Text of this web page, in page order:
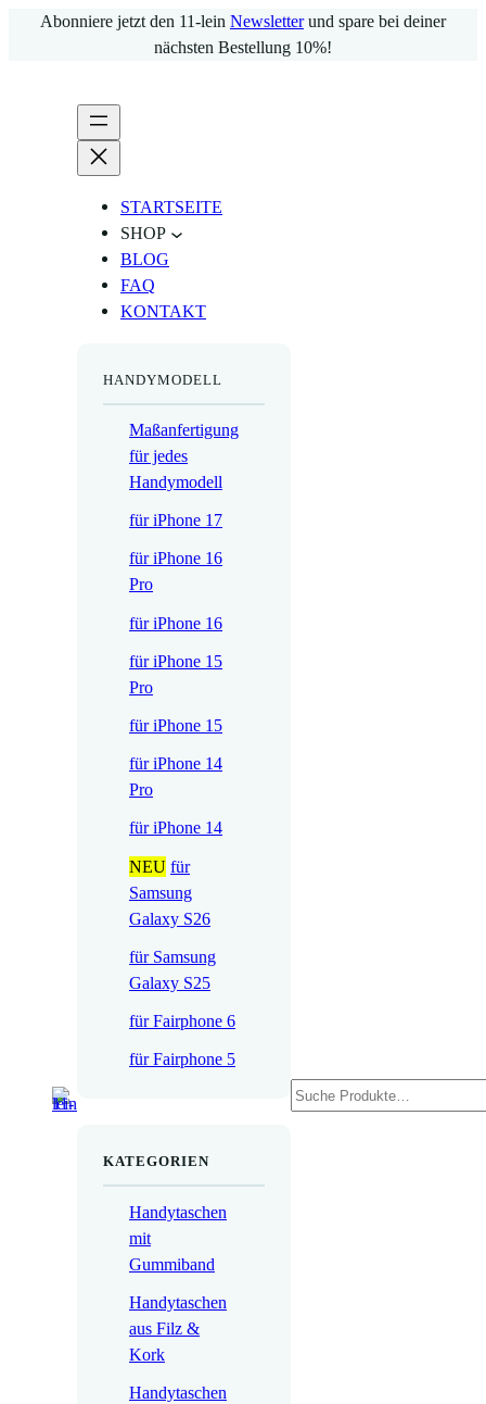
Abonniere jetzt den 11-lein Newsletterund spare bei deiner
nächsten Bestellung 10%!
STARTSEITE
SHOP
BLOG
FAQ
KONTAKT
HANDYMODELL
Maßanfertigung
für jedes
Handymodell
für iPhone 17
für iPhone 16
Pro
für iPhone 16
für iPhone 15
Pro
für iPhone 15
für iPhone 14
Pro
für iPhone 14
NEU für
Samsung
Galaxy S26
für Samsung
Galaxy S25
für Fairphone 6
für Fairphone 5
KATEGORIEN
Handytaschen
mit
Gummiband
Handytaschen
aus Filz &
Kork
Handytaschen
Suchen